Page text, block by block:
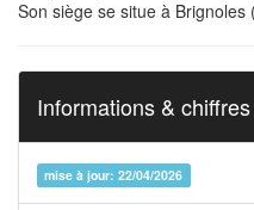
Son siège se situe à Brignoles
Informations &
mise à jour: 22/04/2026